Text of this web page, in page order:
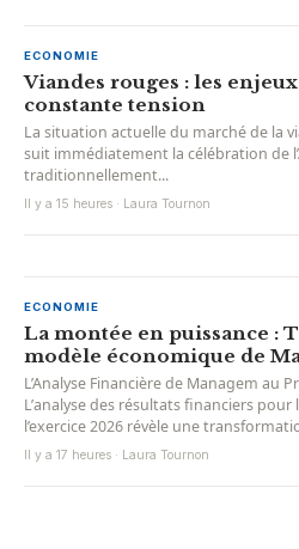
ECONOMIE
Viandes rouges : les
constante tension
La situation actuelle du marché de la
suit immédiatement la célébration de
traditionnellement...
Il y a 15 heures · Laura Tournon
ECONOMIE
La montée en puissance :
modèle économique de
L’Analyse Financière de Managem au
L’analyse des résultats financiers
l’exercice 2026 révèle une
Il y a 17 heures · Laura Tournon